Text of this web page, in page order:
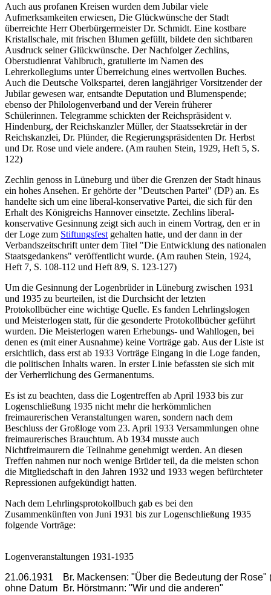
Auch aus profanen Kreisen wurden dem Jubilar viele
Aufmerksamkeiten erwiesen, Die Glückwünsche der Stadt
überreichte Herr Oberbürgermeister Dr. Schmidt. Eine kostbare
Kristallschale, mit frischen Blumen gefüllt, bildete den sichtbaren
Ausdruck seiner Glückwünsche. Der Nachfolger Zechlins,
Oberstudienrat Vahlbruch, gratulierte im Namen des
Lehrerkollegiums unter Überreichung eines wertvollen Buches.
Auch die Deutsche Volkspartei, deren langjähriger Vorsitzender der
Jubilar gewesen war, entsandte Deputation und Blumenspende;
ebenso der Philologenverband und der Verein früherer
Schülerinnen. Telegramme schickten der Reichspräsident v.
Hindenburg, der Reichskanzler Müller, der Staatssekretär in der
Reichskanzlei, Dr. Plünder, die Regierungspräsidenten Dr. Herbst
und Dr. Rose und viele andere. (Am rauhen Stein, 1929, Heft 5, S.
122)
Zechlin genoss in Lüneburg und über die Grenzen der Stadt hinaus
ein hohes Ansehen. Er gehörte der "Deutschen Partei" (DP) an. Es
handelte sich um eine liberal-konservative Partei, die sich für den
Erhalt des Königreichs Hannover einsetzte. Zechlins liberal-
konservative Gesinnung zeigt sich auch in einem Vortrag, den er in
der Loge zum Stiftungsfest gehalten hatte, und der dann in der
Verbandszeitschrift unter dem Titel "Die Entwicklung des nationalen
Staatsgedankens" veröffentlicht wurde. (Am rauhen Stein, 1924,
Heft 7, S. 108-112 und Heft 8/9, S. 123-127)
Um die Gesinnung der Logenbrüder in Lüneburg zwischen 1931
und 1935 zu beurteilen, ist die Durchsicht der letzten
Protokollbücher eine wichtige Quelle. Es fanden Lehrlingslogen
und Meisterlogen statt, für die gesonderte Protokollbücher geführt
wurden. Die Meisterlogen waren Erhebungs- und Wahllogen, bei
denen es (mit einer Ausnahme) keine Vorträge gab. Aus der Liste ist
ersichtlich, dass erst ab 1933 Vorträge Eingang in die Loge fanden,
die politischen Inhalts waren. In erster Linie befassten sie sich mit
der Verherrlichung des Germanentums.
Es ist zu beachten, dass die Logentreffen ab April 1933 bis zur
Logenschließung 1935 nicht mehr die herkömmlichen
freimaurerischen Veranstaltungen waren, sondern nach dem
Beschluss der Großloge vom 23. April 1933 Versammlungen ohne
freimaurerisches Brauchtum. Ab 1934 musste auch
Nichtfreimaurern die Teilnahme genehmigt werden. An diesen
Treffen nahmen nur noch wenige Brüder teil, da die meisten schon
die Mitgliedschaft in den Jahren 1932 und 1933 wegen befürchteter
Repressionen aufgekündigt hatten.
Nach dem Lehrlingsprotokollbuch gab es bei den
Zusammenkünften von Juni 1931 bis zur Logenschließung 1935
folgende Vorträge:
Logenveranstaltungen 1931-1935
21.06.1931	Br. Mackensen: "Über die Bedeutung der Rose" ([[Johannisfest|Joh.-Fest]])
ohne Datum 	Br. Hörstmann: "Wir und die anderen"